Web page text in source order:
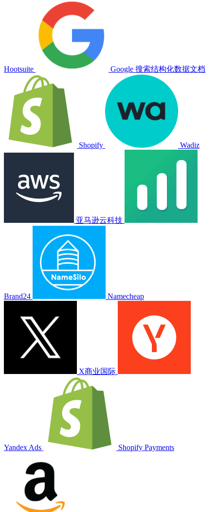
Hootsuite Google 搜索结构化数据文档
Shopify Wadiz
亚马逊云科技
Brand24 Namecheap
X商业国际
Yandex Ads Shopify Payments